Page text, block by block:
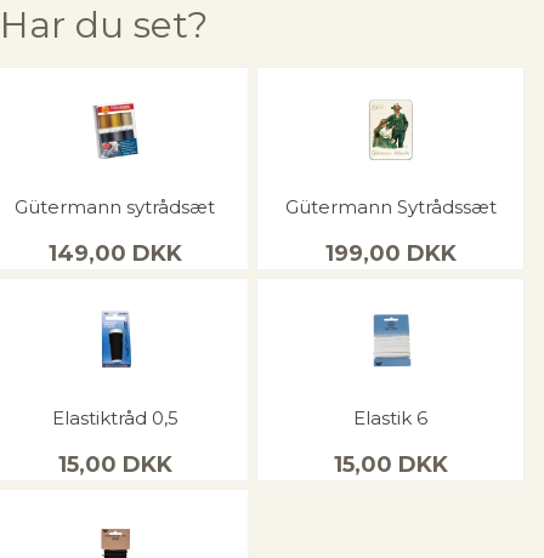
Har du set?
Gütermann sytrådsæt
149,00 DKK
Gütermann Sytrådssæt
199,00 DKK
Elastiktråd 0,5
15,00 DKK
Elastik 6
15,00 DKK